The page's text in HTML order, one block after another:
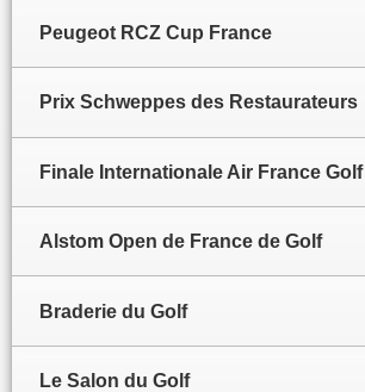
Peugeot RCZ Cup France
Prix Schweppes des Restaurateurs
Finale Internationale Air France Golf
Alstom Open de France de Golf
Braderie du Golf
Le Salon du Golf